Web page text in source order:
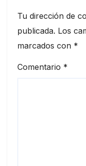
Tu dirección de
publicada. Los
marcados con *
Comentario *